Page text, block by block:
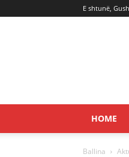
E shtunë,
HOME
Ballina